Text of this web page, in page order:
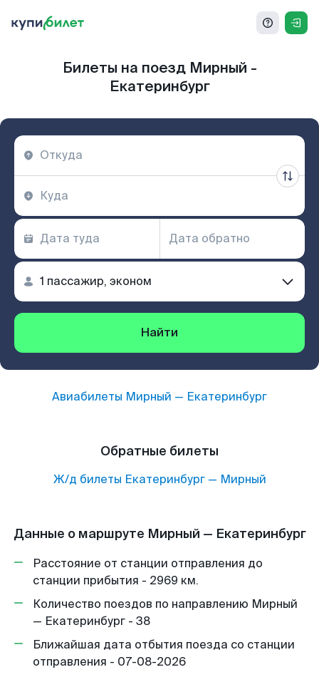
Билеты на поезд Мирный -
Екатеринбург
Найти
Авиабилеты Мирный — Екатеринбург
Обратные билеты
Ж/д билеты Екатеринбург— Мирный
Данные о маршруте Мирный — Екатеринбург
Расстояние от станции отправления до
станции прибытия - 2969 км.
Количество поездов по направлению Мирный
— Екатеринбург - 38
Ближайшая дата отбытия поезда со станции
отправления - 07-08-2026